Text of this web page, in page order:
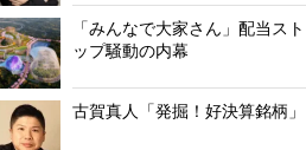
「みんなで大家さん」配当スト
ップ騒動の内幕
古賀真人「発掘！好決算銘柄」